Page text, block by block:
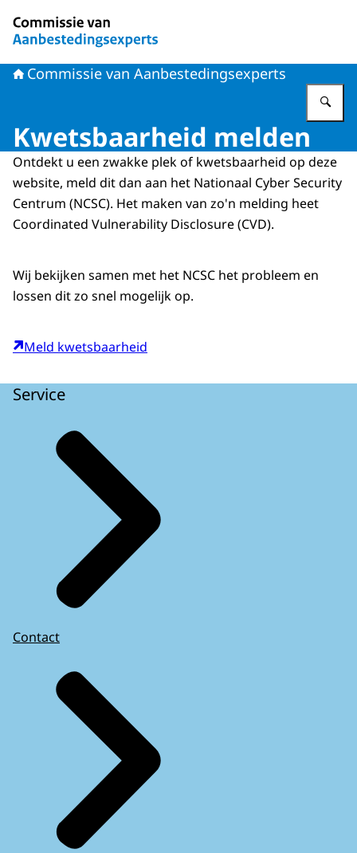
Commissie van Aanbestedingsexperts
Kwetsbaarheid melden
Ontdekt u een zwakke plek of kwetsbaarheid op deze
website, meld dit dan aan het Nationaal Cyber Security
Centrum (NCSC). Het maken van zo'n melding heet
Coordinated Vulnerability Disclosure(CVD).
Wij bekijken samen met het NCSC het probleem en
lossen dit zo snel mogelijk op.
Meld kwetsbaarheid
Service
Contact